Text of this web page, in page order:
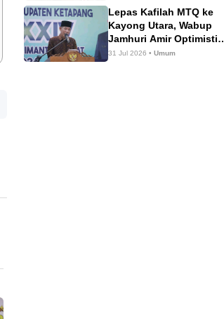
Ketapang
Lepas Kafilah MTQ ke
Kayong Utara, Wabup
Jamhuri Amir Optimistis
Ketapang Raih Prestasi
31 Jul 2026 •Umum